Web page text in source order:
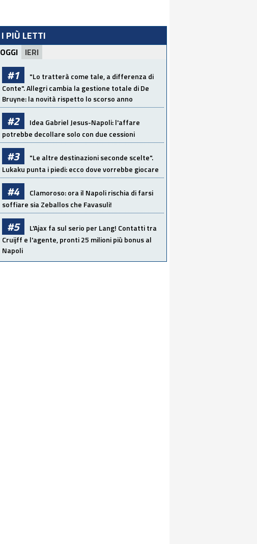
I PIÙ LETTI
OGGI IERI
#1
"Lo tratterà come tale, a differenza di
Conte". Allegri cambia la gestione totale di De
Bruyne: la novità rispetto lo scorso anno
#2
Idea Gabriel Jesus-Napoli: l'affare
potrebbe decollare solo con due cessioni
#3
"Le altre destinazioni seconde scelte".
Lukaku punta i piedi: ecco dove vorrebbe giocare
#4
Clamoroso: ora il Napoli rischia di farsi
soffiare sia Zeballos che Favasuli!
#5
L'Ajax fa sul serio per Lang! Contatti tra
Cruijff e l'agente, pronti 25 milioni più bonus al
Napoli